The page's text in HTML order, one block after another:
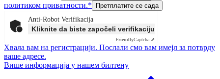
политиком приватности.*
Anti-Robot Verifikacija
Kliknite da biste započeli verifikaciju
FriendlyCaptcha ⇗
Хвала вам на регистрацији. Послали смо вам имејл за потврду
ваше адресе.
Више информација у нашем билтену